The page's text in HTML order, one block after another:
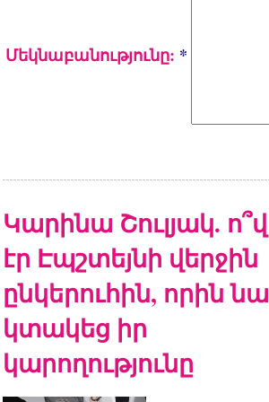
Մեկնաբանությունը: *
Կարինա Շուլյակ. ո՞վ
էր Էպշտեյնի վերջին
ընկերուհին, որին նա
կտակեց իր
կարողությունը